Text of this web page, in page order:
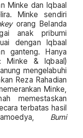
Minke dan Iqbaal
Minke sendiri
orang Belanda
anak pribumi
dengan Iqbaal
ganteng. Hanya
Minke & Iqbaal)
mengelabuhi
Reza Rahadian
Minke,
memestaskan
terbatas hasil
Bumi